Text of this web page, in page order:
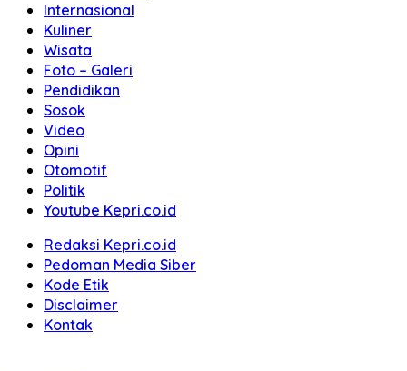
Internasional
Kuliner
Wisata
Foto – Galeri
Pendidikan
Sosok
Video
Opini
Otomotif
Politik
Youtube Kepri.co.id
Redaksi Kepri.co.id
Pedoman Media Siber
Kode Etik
Disclaimer
Kontak